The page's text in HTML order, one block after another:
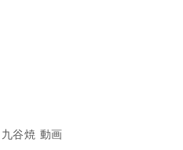
九谷焼 動画